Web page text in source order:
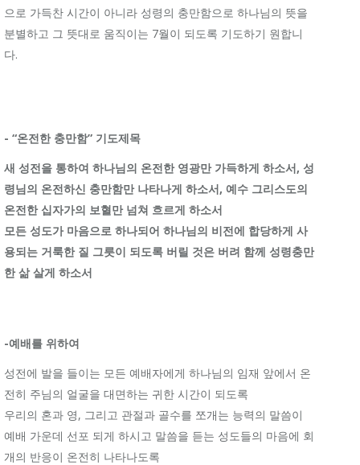
으로 가득찬 시간이 아니라 성령의 충만함으로 하나님의 뜻을
분별하고 그 뜻대로 움직이는 7월이 되도록 기도하기 원합니
다.
- “온전한 충만함” 기도제목
새 성전을 통하여 하나님의 온전한 영광만 가득하게 하소서, 성
령님의 온전하신 충만함만 나타나게 하소서, 예수 그리스도의
온전한 십자가의 보혈만 넘쳐 흐르게 하소서
모든 성도가 마음으로 하나되어 하나님의 비전에 합당하게 사
용되는 거룩한 질 그릇이 되도록 버릴 것은 버려 함께 성령충만
한 삶 살게 하소서
-예배를 위하여
성전에 발을 들이는 모든 예배자에게 하나님의 임재 앞에서 온
전히 주님의 얼굴을 대면하는 귀한 시간이 되도록
우리의 혼과 영, 그리고 관절과 골수를 쪼개는 능력의 말씀이
예배 가운데 선포 되게 하시고 말씀을 듣는 성도들의 마음에 회
개의 반응이 온전히 나타나도록